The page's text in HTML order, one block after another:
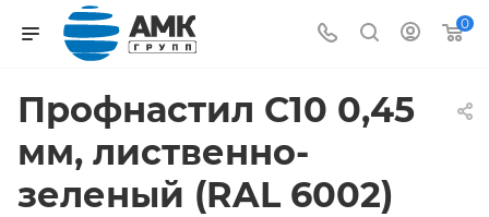
0
Профнастил С10 0,45
мм, лиственно-
зеленый (RAL 6002)